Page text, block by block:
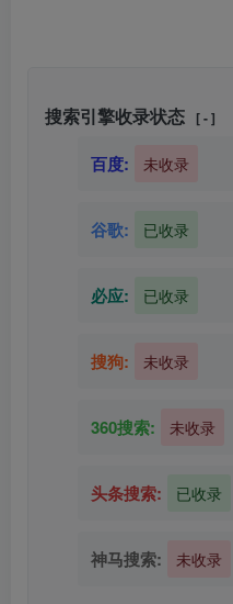
搜索引擎收录状态 [ - ]
百度: 未收录
谷歌: 已收录
必应: 已收录
搜狗: 未收录
360搜索: 未收录
头条搜索: 已收录
神马搜索: 未收录